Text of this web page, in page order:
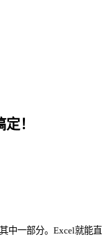
！
中一部分。Excel就能